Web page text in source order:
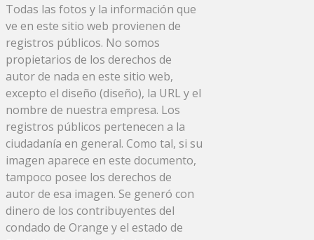
Todas las fotos y la información que
ve en este sitio web provienen de
registros públicos. No somos
propietarios de los derechos de
autor de nada en este sitio web,
excepto el diseño (diseño), la URL y el
nombre de nuestra empresa. Los
registros públicos pertenecen a la
ciudadanía en general. Como tal, si su
imagen aparece en este documento,
tampoco posee los derechos de
autor de esa imagen. Se generó con
dinero de los contribuyentes del
condado de Orange y el estado de